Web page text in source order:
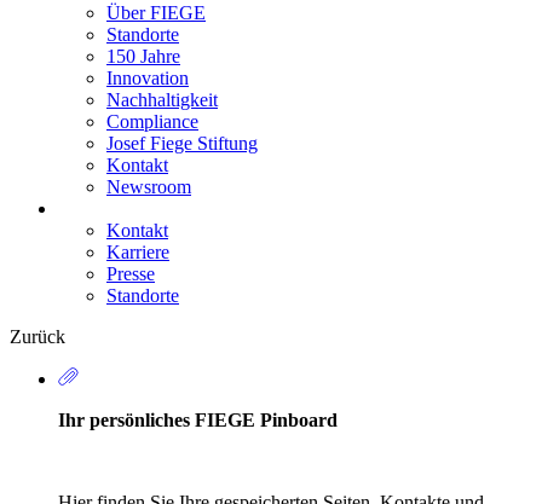
Über FIEGE
Standorte
150 Jahre
Innovation
Nachhaltigkeit
Compliance
Josef Fiege Stiftung
Kontakt
Newsroom
Secondary
Navigation
Kontakt
Karriere
Presse
Standorte
Zurück
Ihr persönliches FIEGE Pinboard